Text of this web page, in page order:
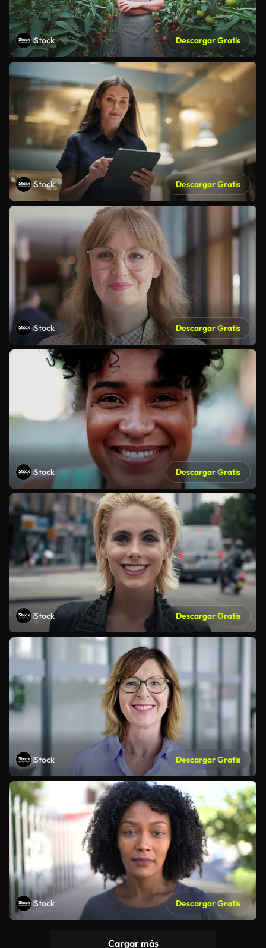
iStock Descargar Gratis
iStock Descargar Gratis
iStock Descargar Gratis
iStock Descargar Gratis
iStock Descargar Gratis
iStock Descargar Gratis
iStock Descargar Gratis
Cargar más